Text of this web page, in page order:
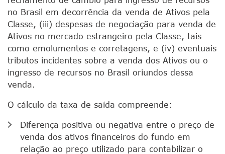
no Brasil em decorrência da venda de Ativos pela
Classe, (iii) despesas de negociação para venda de
Ativos no mercado estrangeiro pela Classe, tais
como emolumentos e corretagens, e (iv) eventuais
tributos incidentes sobre a venda dos Ativos ou o
ingresso de recursos no Brasil oriundos dessa
venda.
O cálculo da taxa de saída compreende:
Diferença positiva ou negativa entre o preço de
venda dos ativos financeiros do fundo em
relação ao preço utilizado para contabilizar o